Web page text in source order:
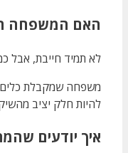
האם המשפחה
לא תמיד חייבת, אבל
משפחה שמקבלת כלים
להיות חלק יציב
איך יודעים